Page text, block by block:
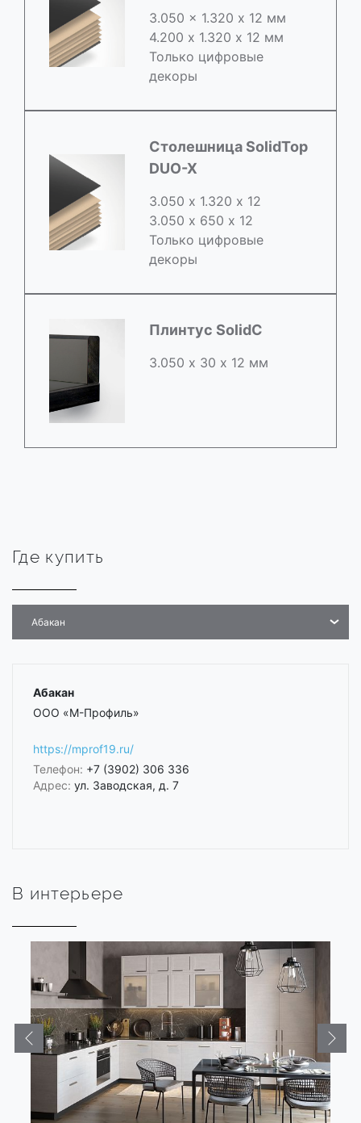
3.050 x 1.320 х 12 мм
4.200 x 1.320 х 12 мм
Только цифровые
декоры
Столешница SolidTop
DUO-X
3.050 х 1.320 х 12
3.050 x 650 х 12
Только цифровые
декоры
Плинтус SolidC
3.050 х 30 х 12 мм
Где купить
Абакан
Абакан
ООО «М-Профиль»
https://mprof19.ru/
Телефон: +7 (3902) 306 336
Адрес: ул. Заводская, д. 7
В интерьере